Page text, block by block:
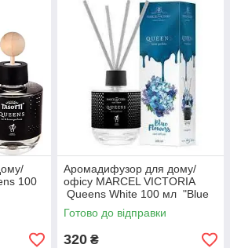
100
Аромадифузор для дому/
офісу MARCEL VICTORIA
Queens White 100 мл "Blue
Flowers"
Готово до відправки
320 ₴